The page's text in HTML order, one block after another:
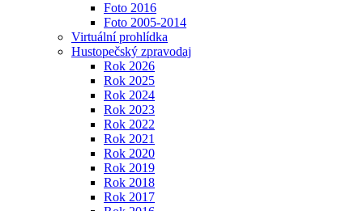
Foto 2016
Foto 2005-2014
Virtuální prohlídka
Hustopečský zpravodaj
Rok 2026
Rok 2025
Rok 2024
Rok 2023
Rok 2022
Rok 2021
Rok 2020
Rok 2019
Rok 2018
Rok 2017